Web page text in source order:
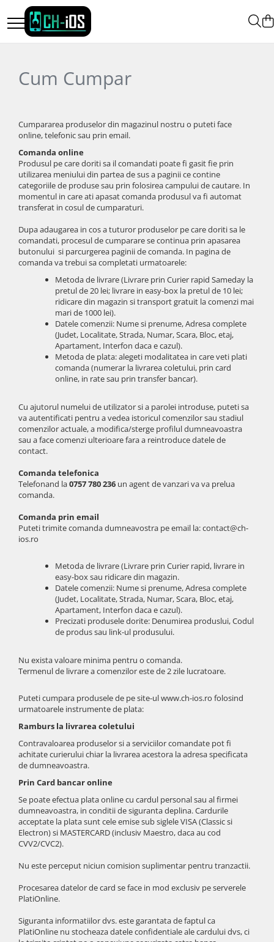
Dispozitive
iPhone 11
iPhone 12
iPhone 12 Mini
iPhone 12 Pro
iPhone 12 Pro Max
iPhone 13
iPhone 13 Mini
iPhone 14
iPhone 14 Plus
iPhone 14 Pro
iPhone 14 Pro Max
iPhone 15 Plus
iPhone 15 Pro
iPhone 16 Plus
iPhone 16 Pro
iPhone 16E
iPhone 17
iPhone 17 Air
iPhone 17 Pro Max
iPhone SE 2
iPhone Xr
iPhone Xs
Series 10
Series 8
Series 9
Series SE 3
iPad Air 11 M3 (2025)
iPad Air 13 M3 (2025)
iPad Pro 11 Gen. 4 (2022)
Mac
iMac
MacBook Air
MacBook Pro
Neo
Căști și boxe portabile
Componente
iPhone 11
iPhone 12
iPhone 12 Mini
iPhone 12 Pro
iPhone 12 Pro Max
iPhone 13
iPhone 13 Mini
iPhone 13 Pro Max
iPhone 14
iPhone 14 Plus
iPhone 14 Pro
iPhone 14 Pro Max
iPhone 15 Plus
iPhone 15 Pro
iPhone 15 Pro Max
iPhone 16 Pro
iPhone 16 Pro Max
iPhone 5
iPhone 6
iPhone 6 Plus
iPhone 6s Plus
iPhone 7
iPhone 8 Plus
iPhone SE 1
iPhone SE 2 (2020)
iPhone SE 3 (2022)
iPhone XR
iPhone Xs Max
Componente iPad
iPad Air 2, 9.7" (2014)
iPad Air 3, 10.5" (2019)
iPad Air 4, 10.9" (2020)
iPad Air 5, 10.9" (2022)
iPad Gen. 10, 10.9" (2022)
iPad Gen. 11, A16 (2025)
iPad Gen. 2 (2011)
iPad Gen. 3 (2012)
iPad Gen. 5, 9.7" (2017)
iPad Gen. 7, 10.2" (2019)
Accesorii
Accesorii iPad
Huse iPad
Folii Protectie iPhone
Huse iPhone
Accesorii iWatch
Baterii portabile
Căști și boxe portabile
Suporți și diverse
Cum Cumpar
Cumpararea produselor din magazinul nostru o puteti face
online, telefonic sau prin email.
Comanda online
Produsul pe care doriti sa il comandati poate fi gasit fie prin
utilizarea meniului din partea de sus a paginii ce contine
categoriile de produse sau prin folosirea campului de cautare. In
momentul in care ati apasat comanda produsul va fi automat
transferat in cosul de cumparaturi.
Dupa adaugarea in cos a tuturor produselor pe care doriti sa le
comandati, procesul de cumparare se continua prin apasarea
butonului si parcurgerea paginii de comanda. In pagina de
comanda va trebui sa completati urmatoarele:
Metoda de livrare (Livrare prin Curier rapid Sameday la
pretul de 20 lei; livrare in easy-box la pretul de 10 lei;
ridicare din magazin si transport gratuit la comenzi mai
mari de 1000 lei).
Datele comenzii: Nume si prenume, Adresa complete
(Judet, Localitate, Strada, Numar, Scara, Bloc, etaj,
Apartament, Interfon daca e cazul).
Metoda de plata: alegeti modalitatea in care veti plati
comanda (numerar la livrarea coletului, prin card
online, in rate sau prin transfer bancar).
Cu ajutorul numelui de utilizator si a parolei introduse, puteti sa
va autentificati pentru a vedea istoricul comenzilor sau stadiul
comenzilor actuale, a modifica/sterge profilul dumneavoastra
sau a face comenzi ulterioare fara a reintroduce datele de
contact.
Comanda telefonica
Telefonand la0757 780 236 un agent de vanzari va va prelua
comanda.
Comanda prin email
Puteti trimite comanda dumneavostra pe email la: contact@ch-
ios.ro
Metoda de livrare (Livrare prin Curier rapid, livrare in
easy-box sau ridicare din magazin.
Datele comenzii: Nume si prenume, Adresa complete
(Judet, Localitate, Strada, Numar, Scara, Bloc, etaj,
Apartament, Interfon daca e cazul).
Precizati produsele dorite: Denumirea produslui, Codul
de produs sau link-ul produsului.
Nu exista valoare minima pentru o comanda.
Termenul de livrare a comenzilor este de 2 zile lucratoare.
Puteti cumpara produsele de pe site-ul www.ch-ios.ro folosind
urmatoarele instrumente de plata:
Ramburs la livrarea coletului
Contravaloarea produselor si a serviciilor comandate pot fi
achitate curierului chiar la livrarea acestora la adresa specificata
de dumneavoastra.
Prin Card bancar online
Se poate efectua plata online cu cardul personal sau al firmei
dumneavoastra, in conditii de siguranta deplina. Cardurile
acceptate la plata sunt cele emise sub siglele VISA (Classic si
Electron) si MASTERCARD (inclusiv Maestro, daca au cod
CVV2/CVC2).
Nu este perceput niciun comision suplimentar pentru tranzactii.
Procesarea datelor de card se face in mod exclusiv pe serverele
PlatiOnline.
Siguranta informatiilor dvs. este garantata de faptul ca
PlatiOnline nu stocheaza datele confidentiale ale cardului dvs, ci